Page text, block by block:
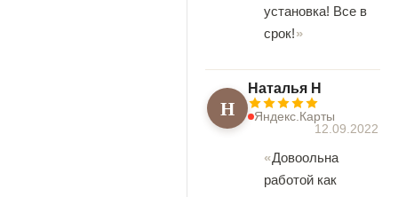
установка! Все в
срок!
Н
Наталья Н
Яндекс.Карты
12.09.2022
Довоольна
работой как